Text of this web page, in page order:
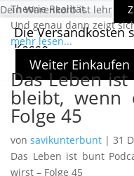
Theorie Realität.
Und genau dann zeigt
mehr lesen...
Das Leben
bleibt, wenn
Folge 45
von savikunterbunt | 31
Das Leben ist bunt
wirst – Folge 45
Dein Warenkorb ist lehr
Die Versandkosten
Kasse
Weiter Einkaufen